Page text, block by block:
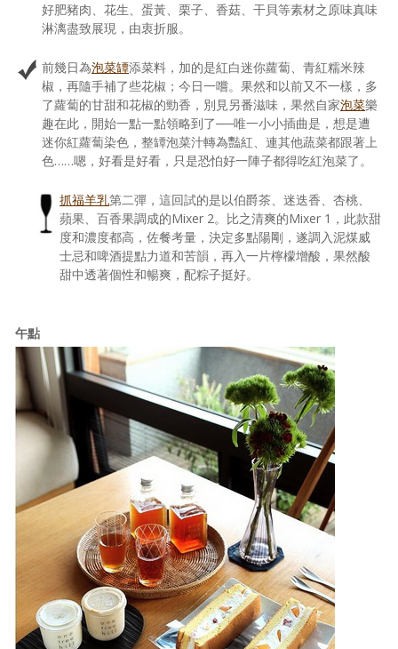
好肥豬肉、花生、蛋黃、栗子、香菇、干貝等素材之原味真味
淋漓盡致展現，由衷折服。
前幾日為泡菜罈添菜料，加的是紅白迷你蘿蔔、青紅糯米辣
椒，再隨手補了些花椒；今日一嚐。果然和以前又不一樣，多
了蘿蔔的甘甜和花椒的勁香，別見另番滋味，果然自家泡菜樂
趣在此，開始一點一點領略到了──唯一小小插曲是，想是遭
迷你紅蘿蔔染色，整罈泡菜汁轉為豔紅、連其他蔬菜都跟著上
色……嗯，好看是好看，只是恐怕好一陣子都得吃紅泡菜了。
抓福羊乳第二彈，這回試的是以伯爵茶、迷迭香、杏桃、
蘋果、百香果調成的Mixer 2。比之清爽的Mixer 1，此款甜
度和濃度都高，佐餐考量，決定多點陽剛，遂調入泥煤威
士忌和啤酒提點力道和苦韻，再入一片檸檬增酸，果然酸
甜中透著個性和暢爽，配粽子挺好。
午點